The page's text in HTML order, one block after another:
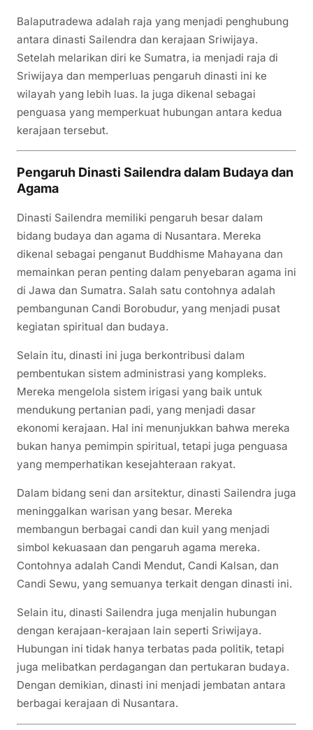
Balaputradewa adalah raja yang menjadi penghubung
antara dinasti Sailendra dan kerajaan Sriwijaya.
Setelah melarikan diri ke Sumatra, ia menjadi raja di
Sriwijaya dan memperluas pengaruh dinasti ini ke
wilayah yang lebih luas. Ia juga dikenal sebagai
penguasa yang memperkuat hubungan antara kedua
kerajaan tersebut.
Pengaruh Dinasti Sailendra dalam Budaya dan
Agama
Dinasti Sailendra memiliki pengaruh besar dalam
bidang budaya dan agama di Nusantara. Mereka
dikenal sebagai penganut Buddhisme Mahayana dan
memainkan peran penting dalam penyebaran agama ini
di Jawa dan Sumatra. Salah satu contohnya adalah
pembangunan Candi Borobudur, yang menjadi pusat
kegiatan spiritual dan budaya.
Selain itu, dinasti ini juga berkontribusi dalam
pembentukan sistem administrasi yang kompleks.
Mereka mengelola sistem irigasi yang baik untuk
mendukung pertanian padi, yang menjadi dasar
ekonomi kerajaan. Hal ini menunjukkan bahwa mereka
bukan hanya pemimpin spiritual, tetapi juga penguasa
yang memperhatikan kesejahteraan rakyat.
Dalam bidang seni dan arsitektur, dinasti Sailendra juga
meninggalkan warisan yang besar. Mereka
membangun berbagai candi dan kuil yang menjadi
simbol kekuasaan dan pengaruh agama mereka.
Contohnya adalah Candi Mendut, Candi Kalsan, dan
Candi Sewu, yang semuanya terkait dengan dinasti ini.
Selain itu, dinasti Sailendra juga menjalin hubungan
dengan kerajaan-kerajaan lain seperti Sriwijaya.
Hubungan ini tidak hanya terbatas pada politik, tetapi
juga melibatkan perdagangan dan pertukaran budaya.
Dengan demikian, dinasti ini menjadi jembatan antara
berbagai kerajaan di Nusantara.